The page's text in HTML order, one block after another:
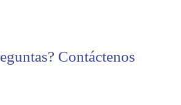
Contáctenos